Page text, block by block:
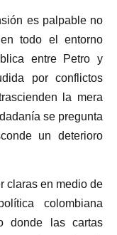
es palpable no
todo el entorno
entre Petro y
por conflictos
la mera
se pregunta
un deterioro
claras en medio de
colombiana
donde las cartas